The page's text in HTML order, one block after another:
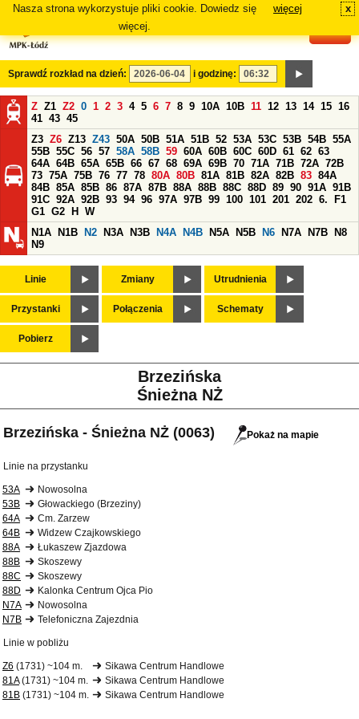
Nasza strona wykorzystuje pliki cookie. Dowiedz się
więcej.
więcej x
Sprawdź rozkład na dzień: i godzinę:
Z Z1 Z2 0 1 2 3 4 5 6 7 8 9 10A 10B 11 12 13 14 15 16
41 43 45
Z3 Z6 Z13 Z43 50A 50B 51A 51B 52 53A 53C 53B 54B 55A
55B 55C 56 57 58A 58B 59 60A 60B 60C 60D 61 62 63
64A 64B 65A 65B 66 67 68 69A 69B 70 71A 71B 72A 72B
73 75A 75B 76 77 78 80A 80B 81A 81B 82A 82B 83 84A
84B 85A 85B 86 87A 87B 88A 88B 88C 88D 89 90 91A 91B
91C 92A 92B 93 94 96 97A 97B 99 100 101 201 202 6.
F1
G1 G2 H
W
N1A
N1B N2 N3A N3B N4A N4B N5A N5B N6 N7A N7B
N8
N9
Linie Zmiany Utrudnienia
Przystanki Połączenia Schematy
Pobierz
Brzezińska
Śnieżna NŻ
Brzezińska - Śnieżna NŻ (0063) Pokaż na mapie
Linie na przystanku
53A
Nowosolna
53B
Głowackiego (Brzeziny)
64A
Cm. Zarzew
64B
Widzew Czajkowskiego
88A
Łukaszew Zjazdowa
88B
Skoszewy
88C
Skoszewy
88D
Kalonka Centrum Ojca Pio
N7A
Nowosolna
N7B
Telefoniczna Zajezdnia
Linie w pobliżu
Z6 (1731) ~104 m.
Sikawa Centrum Handlowe
81A(1731) ~104 m.
Sikawa Centrum Handlowe
81B (1731) ~104 m. Sikawa Centrum Handlowe